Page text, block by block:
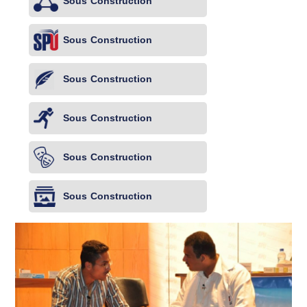
Sous Construction
Sous Construction
Sous Construction
Sous Construction
Sous Construction